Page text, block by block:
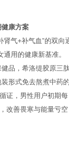
康方案
气+补气血”的双
用的健康新基准。
品，希洛缇胶原
形式免去熬煮中药
证，男性用户初期
改善畏寒与能量亏